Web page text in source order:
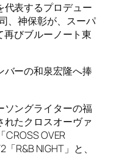
代表するプロデュー
、神保彰が、スーパ
再びブルーノート東
バーの和泉宏隆へ捧
ソングライターの福
れたクロスオーヴァ
CROSS OVER
R&B NIGHT」と、